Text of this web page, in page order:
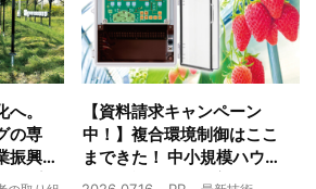
。
の専
振興
プ
【資料請求キャンペーン
中！】複合環境制御はここ
まできた！ 中小規模ハウス
でも検討しやすい高コスパ